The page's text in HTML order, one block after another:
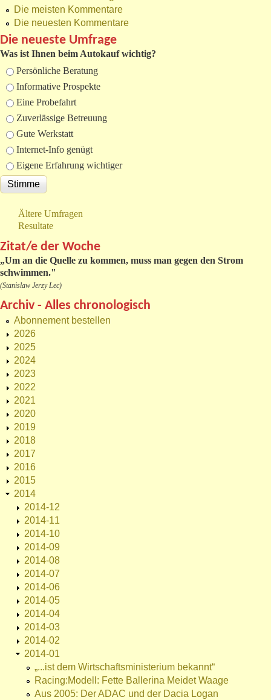
Die meisten Kommentare
Die neuesten Kommentare
Die neueste Umfrage
Was ist Ihnen beim Autokauf wichtig?
Auswahlmöglichkeiten
Persönliche Beratung
Informative Prospekte
Eine Probefahrt
Zuverlässige Betreuung
Gute Werkstatt
Internet-Info genügt
Eigene Erfahrung wichtiger
Ältere Umfragen
Resultate
Zitat/e der Woche
„Um an die Quelle zu kommen, muss man gegen den Strom
schwimmen."
(Stanislaw Jerzy Lec)
Archiv - Alles chronologisch
Abonnement bestellen
2026
2025
2024
2023
2022
2021
2020
2019
2018
2017
2016
2015
2014
2014-12
2014-11
2014-10
2014-09
2014-08
2014-07
2014-06
2014-05
2014-04
2014-03
2014-02
2014-01
„...ist dem Wirtschaftsministerium bekannt“
Racing:Modell: Fette Ballerina Meidet Waage
Aus 2005: Der ADAC und der Dacia Logan